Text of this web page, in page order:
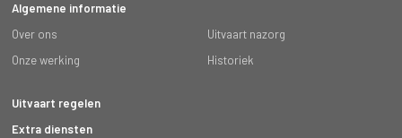
Algemene informatie
Over ons
Uitvaart nazorg
Onze werking
Historiek
Uitvaart regelen
Extra diensten